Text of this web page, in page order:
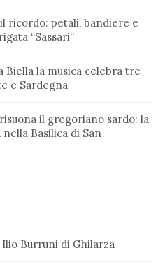
ricordo: petali, bandiere e
“Sassari”
Biella la musica celebra tre
e Sardegna
il gregoriano sardo: la
Basilica di San
Burruni di Ghilarza